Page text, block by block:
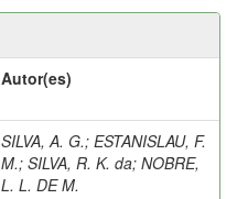
Autor(es)
SILVA, A. G.; ESTANISLAU, F.
M.; SILVA, R. K. da; NOBRE,
L. L. DE M.